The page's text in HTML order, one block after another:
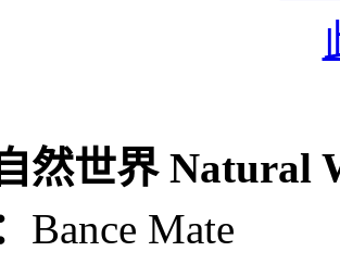
然世界 Natural
Bance Mate